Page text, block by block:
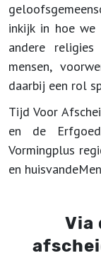
inkijk in hoe we
andere religies
mensen,
daarbij een rol
Tijd Voor
en de
Vormingplus
en
Via